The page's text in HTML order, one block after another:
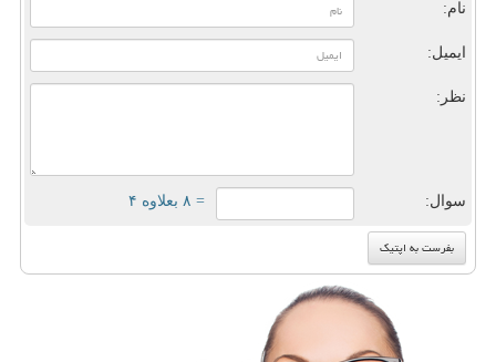
نام:
ایمیل:
نظر:
سوال: = ۸ بعلاوه ۴